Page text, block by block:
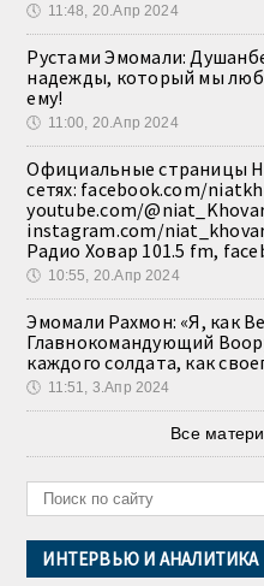
🕔 11:48, 20.Апр 2024
Рустами Эмомали:
надежды, который мы
ему!
🕔 11:00, 20.Апр 2024
Официальные страницы
сетях: facebook.com/
youtube.com/
instagram.com/
Радио Ховар 101.5 fm,
🕔 10:55, 20.Апр 2024
Эмомали Рахмон: «Я, как
Главнокомандующий
каждого солдата, как
🕔 11:51, 3.Апр 2024
Все
ИНТЕРВЬЮ И АНАЛИТИКА